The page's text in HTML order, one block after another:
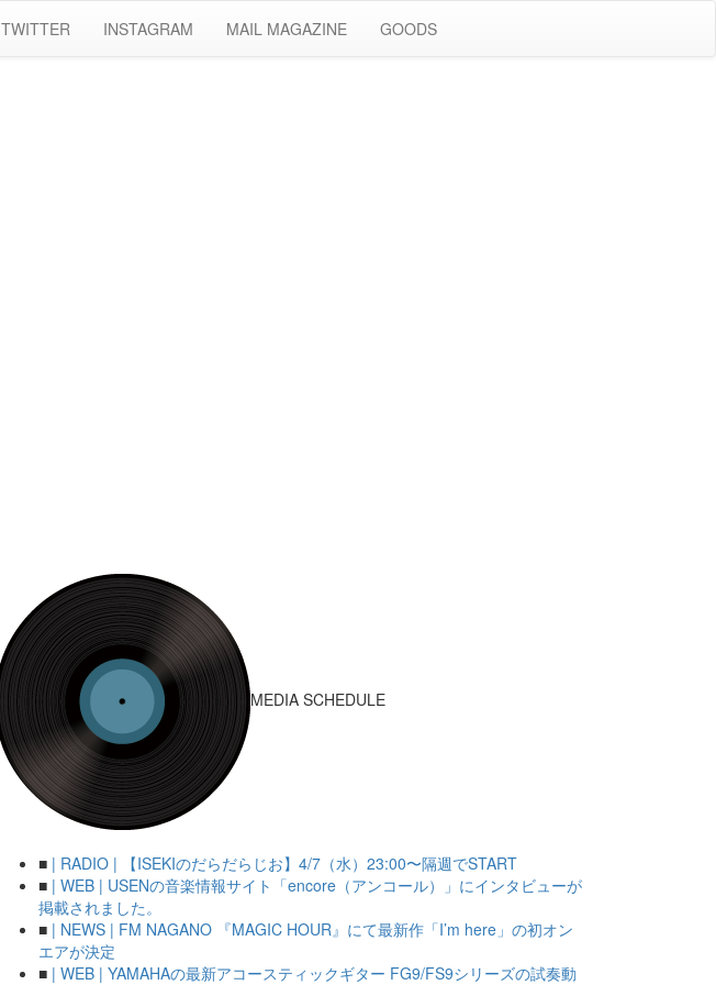
TWITTER INSTAGRAM MAIL MAGAZINE GOODS
MEDIA SCHEDULE
■ | RADIO | 【ISEKIのだらだらじお】4/7（水）23:00〜隔週でSTART
■ | WEB | USENの音楽情報サイト「encore（アンコール）」にインタビューが
掲載されました。
■ | NEWS | FM NAGANO 『MAGIC HOUR』にて最新作「I’m here」の初オン
エアが決定
■ | WEB | YAMAHAの最新アコースティックギター FG9/FS9シリーズの試奏動